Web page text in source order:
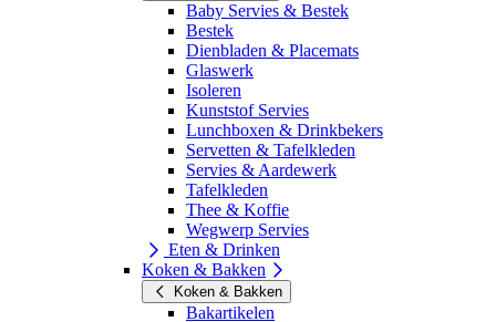
Baby Servies & Bestek
Bestek
Dienbladen & Placemats
Glaswerk
Isoleren
Kunststof Servies
Lunchboxen & Drinkbekers
Servetten & Tafelkleden
Servies & Aardewerk
Tafelkleden
Thee & Koffie
Wegwerp Servies
Eten & Drinken
Koken & Bakken
Koken & Bakken
Bakartikelen